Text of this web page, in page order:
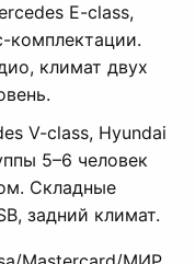
E-class,
комплектации.
климат двух
V-class, Hyundai
5–6 человек
Складные
задний климат.